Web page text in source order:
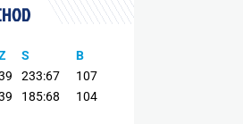
S
B
233:67
107
185:68 104